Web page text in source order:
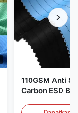
110GSM Anti
Carbon ESD